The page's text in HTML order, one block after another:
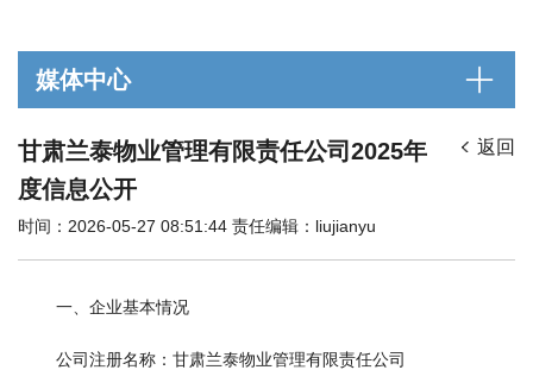
媒体中心
甘肃兰泰物业管理有限责任公司2025年
度信息公开
时间：2026-05-27 08:51:44 责任编辑：liujianyu
返回
一、企业基本情况
公司注册名称：甘肃兰泰物业管理有限责任公司